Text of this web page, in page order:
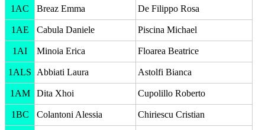
1AC Breaz Emma De Filippo Rosa
1AE Cabula Daniele Piscina Michael
1AI Minoia Erica Floarea Beatrice
1ALS Abbiati Laura Astolfi Bianca
1AM Dita Xhoi Cupolillo Roberto
1BC Colantoni Alessia Chiriescu Cristian